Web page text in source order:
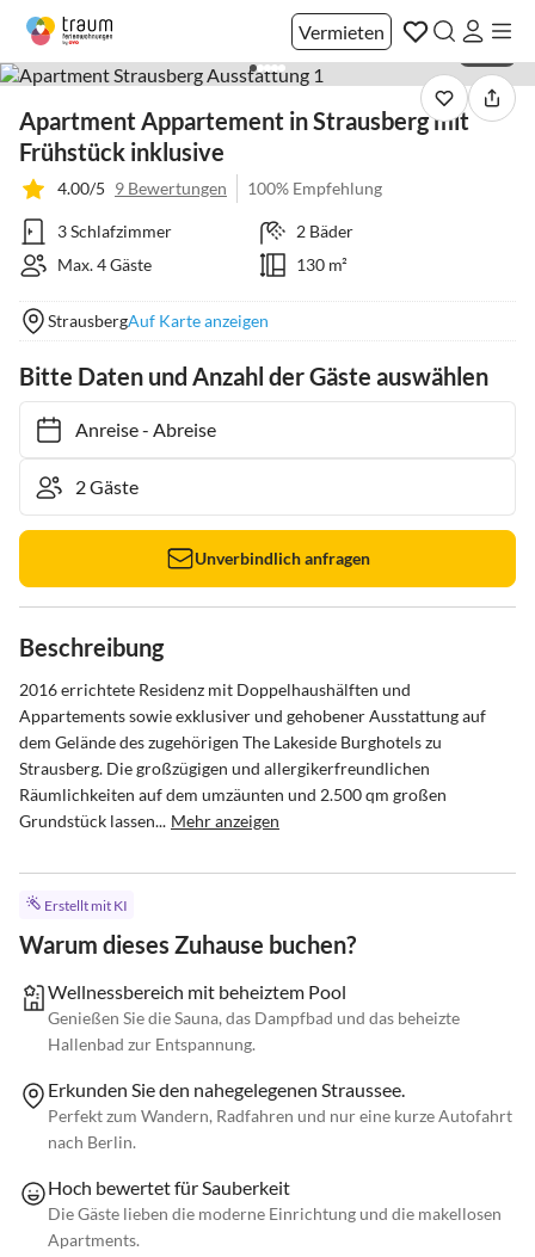
Vermieten
Apartment Appartement in Strausberg mit
Frühstück inklusive
4.00/5 9 Bewertungen 100% Empfehlung
3 Schlafzimmer
2 Bäder
Max. 4 Gäste
130 m²
StrausbergAuf Karte anzeigen
Bitte Daten und Anzahl der Gäste auswählen
Anreise- Abreise
Unverbindlich anfragen
Beschreibung
2016 errichtete Residenz mit Doppelhaushälften und
Appartements sowie exklusiver und gehobener Ausstattung auf
dem Gelände des zugehörigen The Lakeside Burghotels zu
Strausberg. Die großzügigen und allergikerfreundlichen
Räumlichkeiten auf dem umzäunten und 2.500 qm großen
Grundstück lassen... Mehr anzeigen
Erstellt mit KI
Warum dieses Zuhause buchen?
Wellnessbereich mit beheiztem Pool
Genießen Sie die Sauna, das Dampfbad und das beheizte
Hallenbad zur Entspannung.
Erkunden Sie den nahegelegenen Straussee.
Perfekt zum Wandern, Radfahren und nur eine kurze Autofahrt
nach Berlin.
Hoch bewertet für Sauberkeit
Die Gäste lieben die moderne Einrichtung und die makellosen
Apartments.